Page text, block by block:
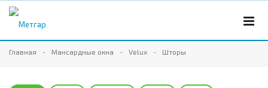
Главная Мансардные окна Velux Шторы